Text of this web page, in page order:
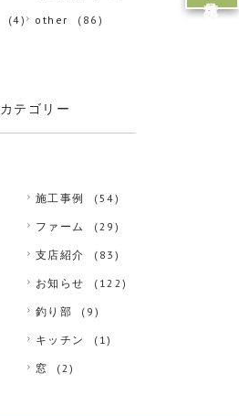
(4) other (86)
カテゴリー
施工事例 (54)
ファーム (29)
支店紹介 (83)
お知らせ (122)
釣り部 (9)
キッチン (1)
窓 (2)